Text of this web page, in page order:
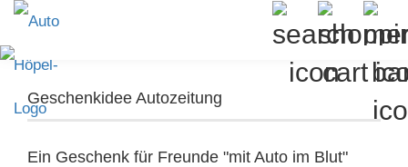
Geschenkidee Autozeitung
Ein Geschenk für Freunde "mit Auto im Blut"